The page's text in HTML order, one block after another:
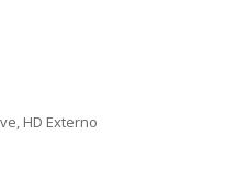
HD Externo